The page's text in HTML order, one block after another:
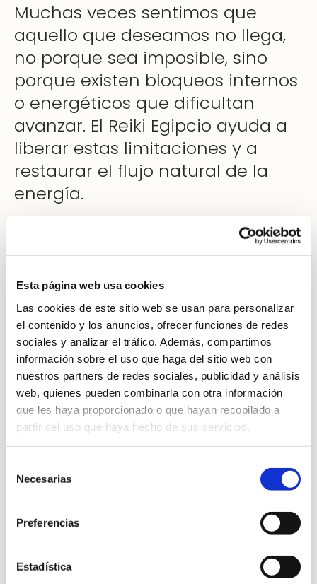
Esta página web usa cookies
Las cookies de este sitio web se usan para personalizar
el contenido y los anuncios, ofrecer funciones de redes
sociales y analizar el tráfico. Además, compartimos
información sobre el uso que haga del sitio web con
nuestros partners de redes sociales, publicidad y análisis
web, quienes pueden combinarla con otra información
que les haya proporcionado o que hayan recopilado a
partir del uso que haya hecho de sus servicios.
Necesarias
Preferencias
Estadística
Muchas veces sentimos que
aquello que deseamos no llega,
no porque sea imposible, sino
porque existen bloqueos internos
o energéticos que dificultan
avanzar. El Reiki Egipcio ayuda a
liberar estas limitaciones y a
restaurar el flujo natural de la
energía.
Bloqueos energéticos y
manifestación
La manifestación está
relacionada con el estado
energético y emocional. El Reiki
ayuda a:
Favorecer claridad mental
Abrirse a nuevas oportunidades